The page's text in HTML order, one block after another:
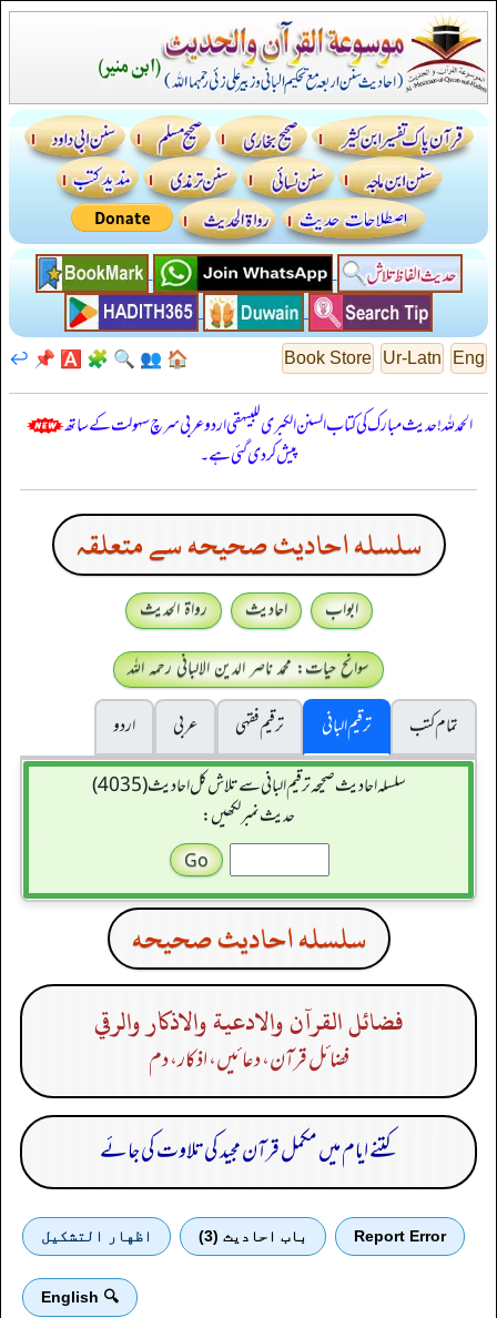
Eng
Ur-Latn
Book Store
🏠
👥
🔍
🧩
🅰️
📌
↩️
الحمدللہ! حدیث مبارک کی کتاب السنن الكبرى للبيهقي اردو عربی سرچ سہولت کے ساتھ
پیش کر دی گئی ہے۔
سلسله احاديث صحيحه سے متعلقہ
ابواب احادیث
رواۃ الحدیث
سوانح حیات: محمد ناصر الدین الالبانی رحمہ اللہ
تمام کتب
ترقیم البانی ترقيم فقہی عربی
اردو
سلسله احاديث صحيحه ترقیم البانی سے تلاش کل احادیث (4035)
حدیث نمبر لکھیں:
سلسله احاديث صحيحه
فضائل القرآن والادعية والاذكار والرقي
فضائل قرآن، دعا ئیں، اذکار، دم
کتنے ایام میں مکمل قرآن مجید کی تلاوت کی جائے
Report Error باب احادیث (3) اظهار التشكيل
🔍 English